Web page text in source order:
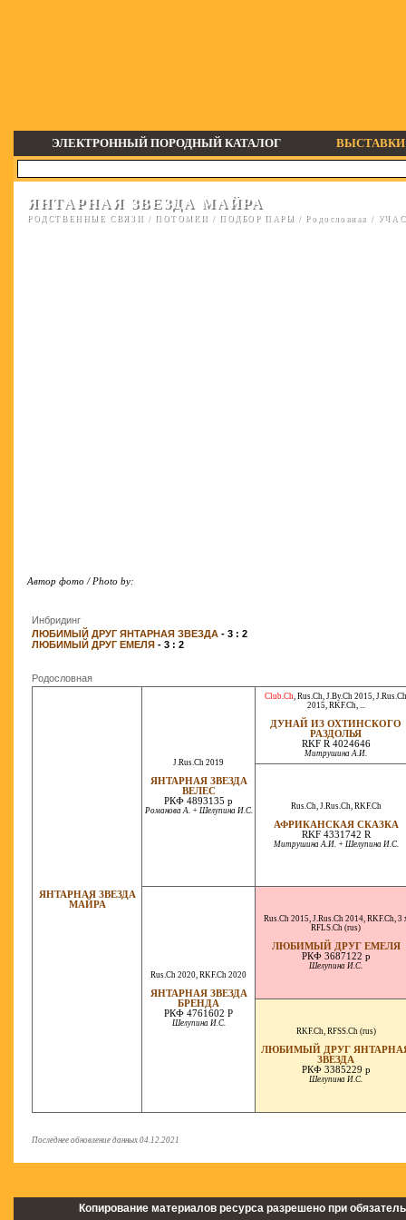
ЭЛЕКТРОННЫЙ ПОРОДНЫЙ КАТАЛОГ ВЫСТАВКИ
ЯНТАРНАЯ ЗВЕЗДА МАЙРА
РОДСТВЕННЫЕ СВЯЗИ / ПОТОМКИ / ПОДБОР ПАРЫ / Родословная /
Автор фото / Photo by:
Инбридинг
ЛЮБИМЫЙ ДРУГ ЯНТАРНАЯ ЗВЕЗДА - 3 : 2
ЛЮБИМЫЙ ДРУГ ЕМЕЛЯ - 3 : 2
Родословная
ЯНТАРНАЯ ЗВЕЗДА
МАЙРА
J.Rus.Ch 2019
ЯНТАРНАЯ ЗВЕЗДА
ВЕЛЕС
РКФ 4893135 р
Романова А. + Шелупина И.С.
Club.Ch, Rus.Ch, J.By.Ch 2015, J.Rus.Ch
2015, RKF.Ch, ...
ДУНАЙ ИЗ ОХТИНСКОГО
РАЗДОЛЬЯ
RKF R 4024646
Митрушина А.И.
Rus.Ch, J.Rus.Ch, RKF.Ch
АФРИКАНСКАЯ СКАЗКА
RKF 4331742 R
Митрушина А.И. + Шелупина И.С.
Rus.Ch 2020, RKF.Ch 2020
ЯНТАРНАЯ ЗВЕЗДА
БРЕНДА
РКФ 4761602 Р
Шелупина И.С.
Rus.Ch 2015, J.Rus.Ch 2014, RKF.Ch, 3
RFLS.Ch (rus)
ЛЮБИМЫЙ ДРУГ ЕМЕЛЯ
РКФ 3687122 р
Шелупина И.С.
RKF.Ch, RFSS.Ch (rus)
ЛЮБИМЫЙ ДРУГ
ЗВЕЗДА
РКФ 3385229 р
Шелупина И.С.
Последнее обновление данных 04.12.2021
Копирование материалов ресурса разрешено при